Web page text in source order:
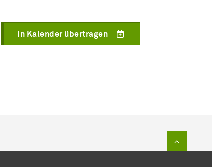
In Kalender übertragen